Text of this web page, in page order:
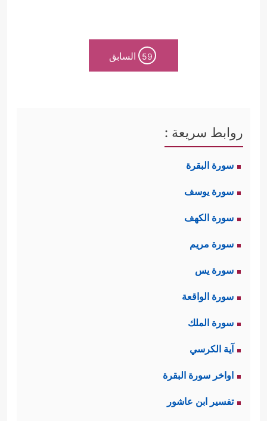
59 السابق
روابط سريعة :
سورة البقرة
سورة يوسف
سورة الكهف
سورة مريم
سورة يس
سورة الواقعة
سورة الملك
آية الكرسي
اواخر سورة البقرة
تفسير ابن عاشور